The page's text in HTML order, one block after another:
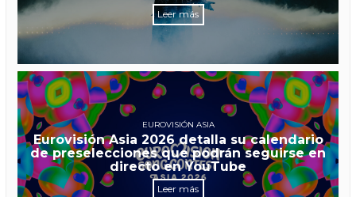
Leer más
EUROVISIÓN ASIA
Eurovisión Asia 2026 detalla su calendario
de preselecciones que podrán seguirse en
directo en YouTube
Leer más